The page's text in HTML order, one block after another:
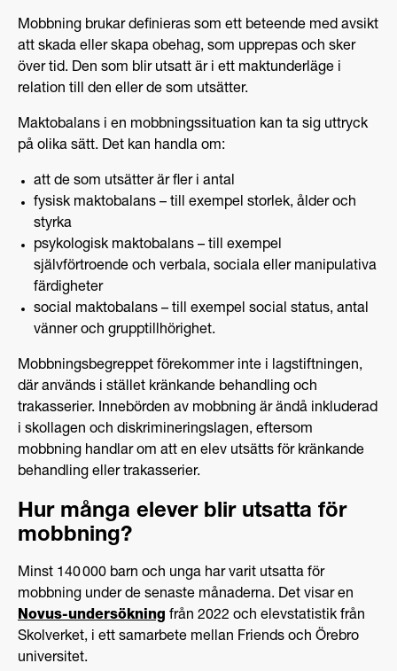
Mobbning brukar definieras som ett beteende med avsikt
att skada eller skapa obehag, som upprepas och sker
över tid. Den som blir utsatt är i ett maktunderläge i
relation till den eller de som utsätter.
Maktobalans i en mobbningssituation kan ta sig uttryck
på olika sätt. Det kan handla om:
att de som utsätter är fler i antal
fysisk maktobalans – till exempel storlek, ålder och
styrka
psykologisk maktobalans – till exempel
självförtroende och verbala, sociala eller manipulativa
färdigheter
social maktobalans – till exempel social status, antal
vänner och grupptillhörighet.
Mobbningsbegreppet förekommer inte i lagstiftningen,
där används i stället kränkande behandling och
trakasserier. Innebörden av mobbning är ändå inkluderad
i skollagen och diskrimineringslagen, eftersom
mobbning handlar om att en elev utsätts för kränkande
behandling eller trakasserier.
Hur många elever blir utsatta för
mobbning?
Minst 140 000 barn och unga har varit utsatta för
mobbning under de senaste månaderna. Det visar en
Novus-undersökning från 2022 och elevstatistik från
Skolverket, i ett samarbete mellan Friends och Örebro
universitet.